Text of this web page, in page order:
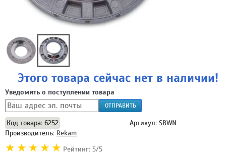
Этого товара сейчас нет в наличии!
Уведомить о поступлении товара
ОТПРАВИТЬ
Код товара: 6252
Артикул: SBWN
Производитель: Rekam
Рейтинг: 5/5